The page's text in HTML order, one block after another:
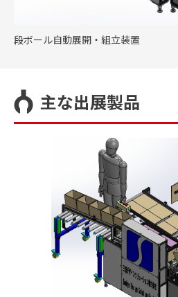
段ボール自動展開・組立装置
主な出展製品